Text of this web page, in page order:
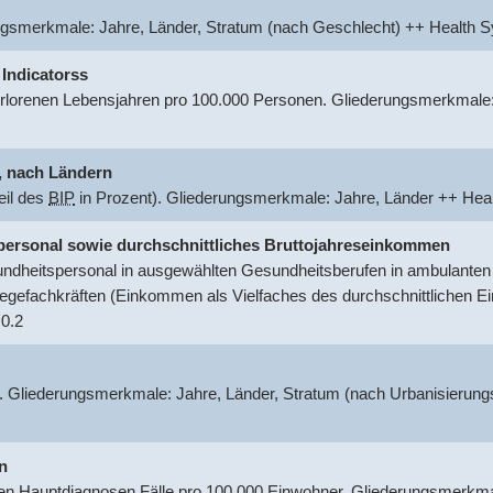
Jahre, Länder, Stratum (nach Geschlecht) ++ Health
Lebensjahren pro 100.000 Personen.
nach Ländern
des BIP in Prozent). Gliederungsmerkmale: Jahre, Länder ++
sowie durchschnittliches Bruttojahreseinkommen
in ausgewählten Gesundheitsberufen in
(Einkommen als Vielfaches des durchschnittlichen
Jahre, Länder, Stratum (nach